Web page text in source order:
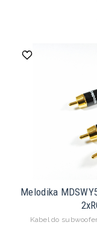
Melodika
Kabel do